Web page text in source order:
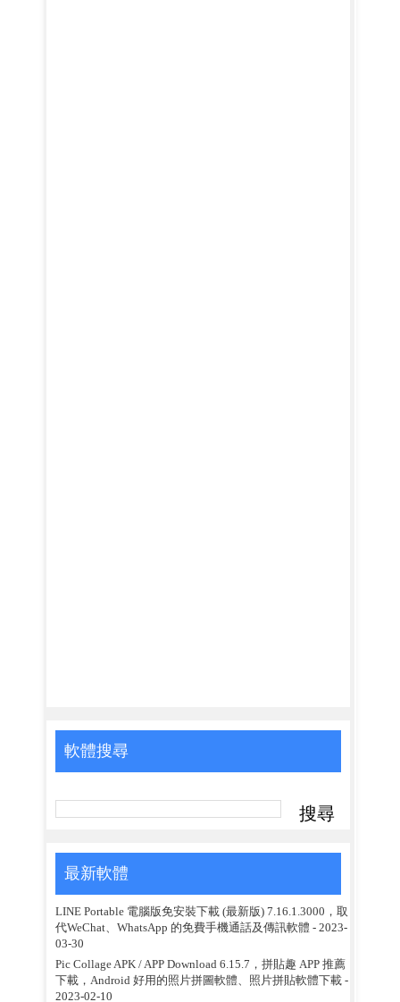
軟體搜尋
最新軟體
LINE Portable 電腦版免安裝下載 (最新版) 7.16.1.3000，取
代WeChat、WhatsApp 的免費手機通話及傳訊軟體 - 2023-
03-30
Pic Collage APK / APP Download 6.15.7，拼貼趣 APP 推薦
下載，Android 好用的照片拼圖軟體、照片拼貼軟體下載-
2023-02-10